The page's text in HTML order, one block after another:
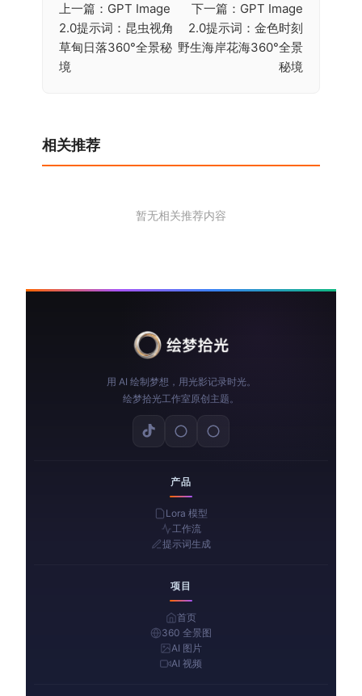
文
章
导
上一篇：GPT Image
2.0提示词：昆虫视角
草甸日落360°全景秘
境
下一篇：GPT Image
2.0提示词：金色时刻
野生海岸花海360°全景
秘境
相关推荐
暂无相关推荐内容
用 AI 绘制梦想，用光影记录时光。
绘梦拾光工作室原创主题。
产品
Lora 模型
工作流
提示词生成
项目
首页
360 全景图
AI 图片
AI 视频